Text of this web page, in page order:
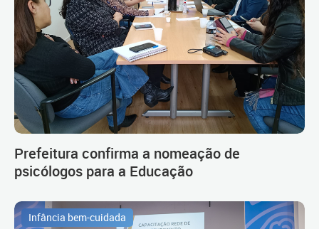
Prefeitura confirma a nomeação de
psicólogos para a Educação
Infância bem-cuidada